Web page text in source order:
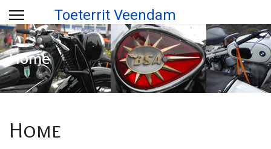
Toeterrit Veendam
Home
Home